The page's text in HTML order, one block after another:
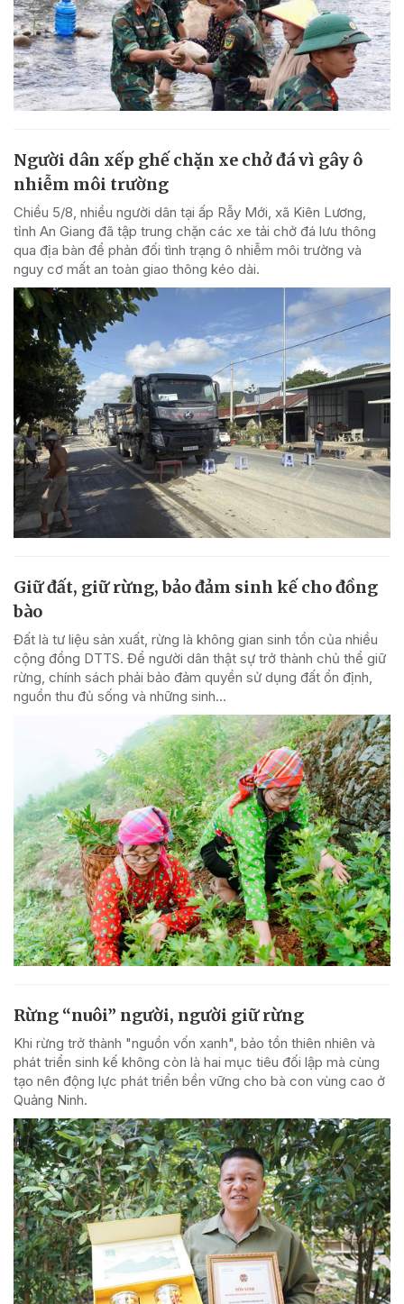
Người dân xếp ghế chặn xe chở đá vì gây ô
nhiễm môi trường
Chiều 5/8, nhiều người dân tại ấp Rẫy Mới, xã Kiên Lương,
tỉnh An Giang đã tập trung chặn các xe tải chở đá lưu thông
qua địa bàn để phản đối tình trạng ô nhiễm môi trường và
nguy cơ mất an toàn giao thông kéo dài.
Giữ đất, giữ rừng, bảo đảm sinh kế cho đồng
bào
Đất là tư liệu sản xuất, rừng là không gian sinh tồn của nhiều
cộng đồng DTTS. Để người dân thật sự trở thành chủ thể giữ
rừng, chính sách phải bảo đảm quyền sử dụng đất ổn định,
nguồn thu đủ sống và những sinh...
Rừng “nuôi” người, người giữ rừng
Khi rừng trở thành "nguồn vốn xanh", bảo tồn thiên nhiên và
phát triển sinh kế không còn là hai mục tiêu đối lập mà cùng
tạo nên động lực phát triển bền vững cho bà con vùng cao ở
Quảng Ninh.